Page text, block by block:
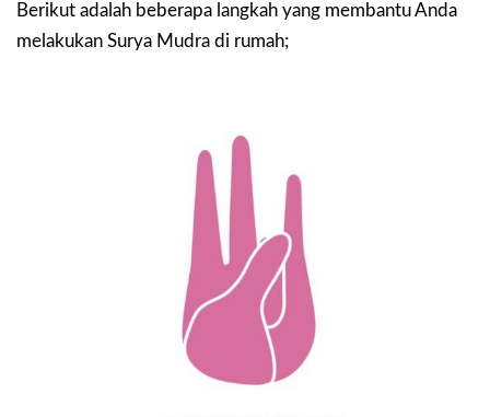
Berikut adalah beberapa langkah yang membantu Anda
melakukan Surya Mudra di rumah;